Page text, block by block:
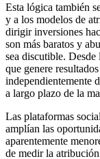
Esta lógica también
y a los modelos de
dirigir inversiones
son más baratos y
sea discutible.
que genere
independientemente
a largo plazo de la
Las plataformas
amplían las
aparentemente
de medir la